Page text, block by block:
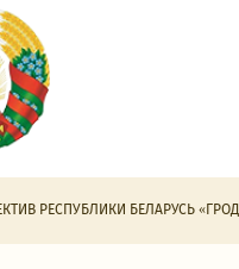
РЕСПУБЛИКИ БЕЛАРУСЬ